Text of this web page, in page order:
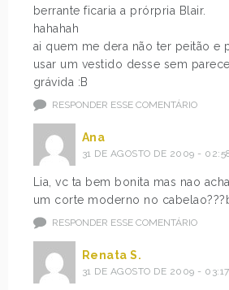
berrante ficaria a prórpria Blair.
hahahah
ai quem me dera não ter peitão e
usar um vestido desse sem
grávida :B
RESPONDER ESSE COMENTÁRIO
Ana
31 DE AGOSTO DE 2009 -
Lia, vc ta bem bonita mas nao
um corte moderno no
RESPONDER ESSE COMENTÁRIO
Renata S.
31 DE AGOSTO DE 2009 - 03:17